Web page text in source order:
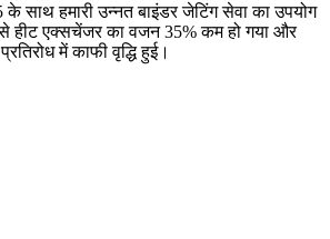
के साथ हमारी उन्नतबाइंडर जेटिंग सेवाका उपयोग
हीट एक्सचेंजर का वजन 35% कम हो गया और
में काफी वृद्धि हुई।